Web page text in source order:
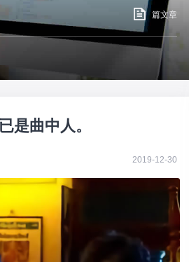
篇文章
是曲中人。
2019-12-30